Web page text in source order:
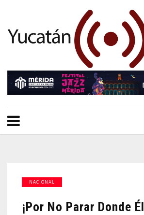
NACIONAL
¡Por No Parar Donde Él